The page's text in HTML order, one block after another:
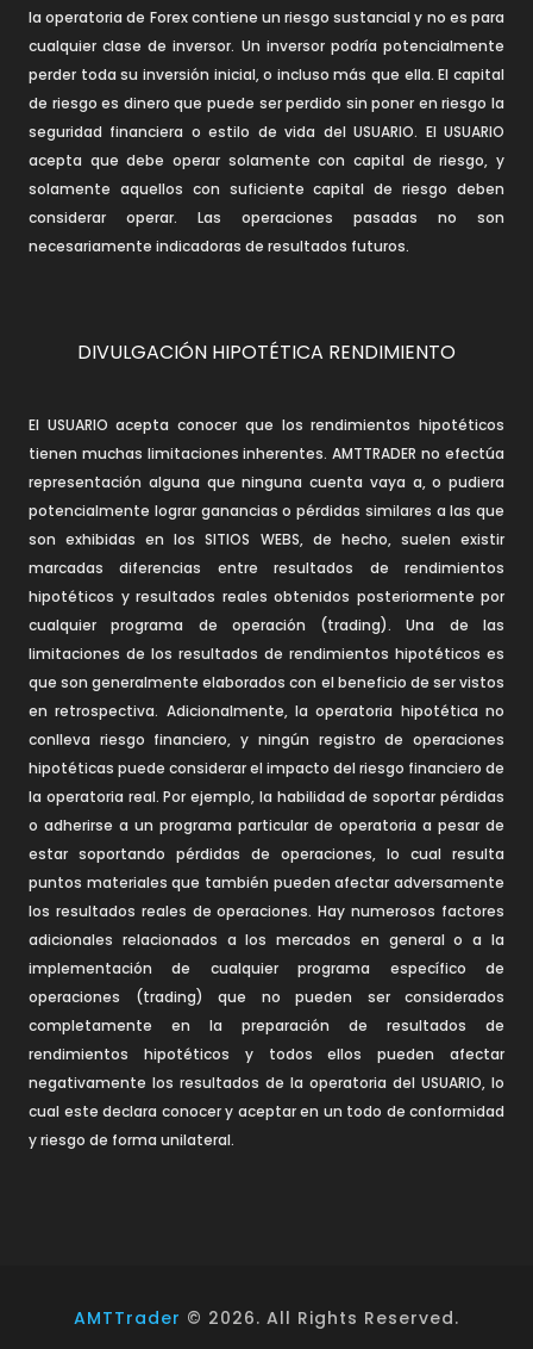
la operatoria de Forex contiene un riesgo sustancial y no es para
cualquier clase de inversor. Un inversor podría potencialmente
perder toda su inversión inicial, o incluso más que ella. El capital
de riesgo es dinero que puede ser perdido sin poner en riesgo la
seguridad financiera o estilo de vida del USUARIO. El USUARIO
acepta que debe operar solamente con capital de riesgo, y
solamente aquellos con suficiente capital de riesgo deben
considerar operar. Las operaciones pasadas no son
necesariamente indicadoras de resultados futuros.
DIVULGACIÓN HIPOTÉTICA RENDIMIENTO
El USUARIO acepta conocer que los rendimientos hipotéticos
tienen muchas limitaciones inherentes. AMTTRADER no efectúa
representación alguna que ninguna cuenta vaya a, o pudiera
potencialmente lograr ganancias o pérdidas similares a las que
son exhibidas en los SITIOS WEBS, de hecho, suelen existir
marcadas diferencias entre resultados de rendimientos
hipotéticos y resultados reales obtenidos posteriormente por
cualquier programa de operación (trading). Una de las
limitaciones de los resultados de rendimientos hipotéticos es
que son generalmente elaborados con el beneficio de ser vistos
en retrospectiva. Adicionalmente, la operatoria hipotética no
conlleva riesgo financiero, y ningún registro de operaciones
hipotéticas puede considerar el impacto del riesgo financiero de
la operatoria real. Por ejemplo, la habilidad de soportar pérdidas
o adherirse a un programa particular de operatoria a pesar de
estar soportando pérdidas de operaciones, lo cual resulta
puntos materiales que también pueden afectar adversamente
los resultados reales de operaciones. Hay numerosos factores
adicionales relacionados a los mercados en general o a la
implementación de cualquier programa específico de
operaciones (trading) que no pueden ser considerados
completamente en la preparación de resultados de
rendimientos hipotéticos y todos ellos pueden afectar
negativamente los resultados de la operatoria del USUARIO, lo
cual este declara conocer y aceptar en un todo de conformidad
y riesgo de forma unilateral.
AMTTrader © 2026. All Rights Reserved.